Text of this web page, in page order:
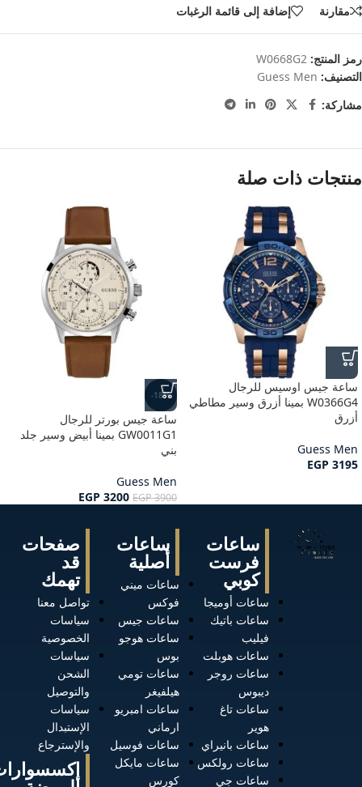
مقارنة إضافة إلى قائمة الرغبات
رمز المنتج: W0668G2
التصنيف: Guess Men
مشاركة:
منتجات ذات صلة
ساعة جيس اوسيس للرجال
W0366G4 بمينا أزرق وسير مطاطي
أزرق
Guess Men
EGP 3195
-18%
ساعة جيس بورتر للرجال
GW0011G1 بمينا أبيض وسير جلد
بني
Guess Men
EGP3900
EGP 3200
صفحات
قد
تهمك
تواصل معنا
سياسات
الخصوصية
سياسات
الشحن
والتوصيل
سياسات
الإستبدال
والإسترجاع
ساعات
أصلية
ساعات ميني
فوكس
ساعات جيس
ساعات هوجو
بوس
ساعات تومي
هيلفيغر
ساعات امبريو
ارماني
ساعات فوسيل
ساعات مايكل
كورس
ساعات
فرست
كوبي
ساعات أوميجا
ساعات باتيك
فيليب
ساعات هوبلت
ساعات روجر
ديبوس
ساعات تاغ
هوير
ساعات بانيراي
ساعات رولكس
ساعات جي